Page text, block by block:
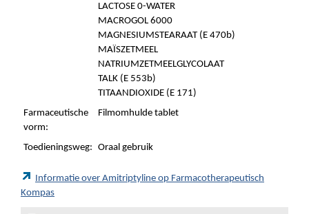
LACTOSE 0-WATER
MACROGOL 6000
MAGNESIUMSTEARAAT (E 470b)
MAÏSZETMEEL
NATRIUMZETMEELGLYCOLAAT
TALK (E 553b)
TITAANDIOXIDE (E 171)
Farmaceutische
vorm:
Filmomhulde tablet
Toedieningsweg: Oraal gebruik
Informatie over Amitriptyline op Farmacotherapeutisch
Kompas